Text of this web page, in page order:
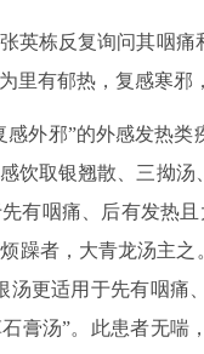
英栋反复询问其咽
里有郁热，复感寒邪
感外邪”的外感发热
取银翘散、三拗汤
有咽痛、后有发热
躁者，大青龙汤主
汤更适用于先有咽痛
膏汤”。此患者无喘